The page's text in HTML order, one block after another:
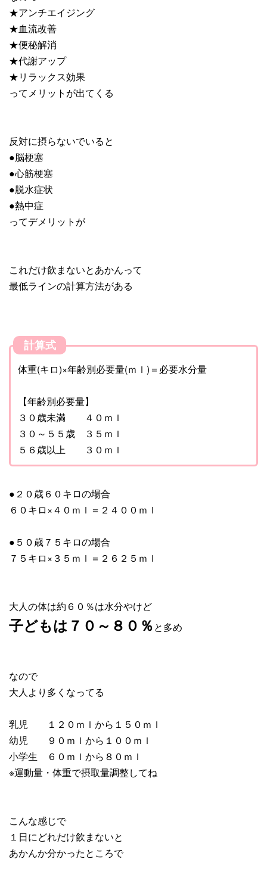
★アンチエイジング
★血流改善
★便秘解消
★代謝アップ
★リラックス効果
ってメリットが出てくる
反対に摂らないでいると
●脳梗塞
●心筋梗塞
●脱水症状
●熱中症
ってデメリットが
これだけ飲まないとあかんって
最低ラインの計算方法がある
計算式
体重(キロ)×年齢別必要量(ｍｌ)＝必要水分量
【年齢別必要量】
３０歳未満 ４０ｍｌ
３０～５５歳 ３５ｍｌ
５６歳以上 ３０ｍｌ
●２０歳６０キロの場合
６０キロ×４０ｍｌ＝２４００ｍｌ
●５０歳７５キロの場合
７５キロ×３５ｍｌ＝２６２５ｍｌ
大人の体は約６０％は水分やけど
子どもは７０～８０％と多め
なので
大人より多くなってる
乳児 １２０ｍｌから１５０ｍｌ
幼児 ９０ｍｌから１００ｍｌ
小学生 ６０ｍｌから８０ｍｌ
※運動量・体重で摂取量調整してね
こんな感じで
１日にどれだけ飲まないと
あかんか分かったところで